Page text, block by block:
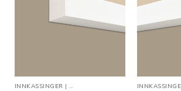
Legg til
ønskeliste
INNKASSINGER | INDIREKTE BELYSNING |